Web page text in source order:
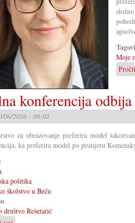
Moje
konferencija
06/2026 - 08:02
za obrazovanje preferira model
ka preferira model po primjeru
politika
školstvo u Beču
društvo Rešetarić